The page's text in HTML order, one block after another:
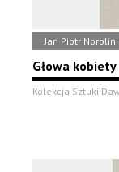
Jan Piotr
Głowa
Kolekcja Sztuki